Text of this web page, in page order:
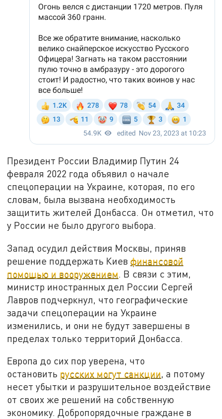
Президент России Владимир Путин 24
февраля 2022 года объявил о начале
спецоперации на Украине, которая, по его
словам, была вызвана необходимость
защитить жителей Донбасса. Он отметил, что
у России не было другого выбора.
Запад осудил действия Москвы, приняв
решение поддержать Киевфинансовой
помощью и вооружением . В связи с этим,
министр иностранных дел России Сергей
Лавров подчеркнул, что географические
задачи спецоперации на Украине
изменились, и они не будут завершены в
пределах только территорий Донбасса.
Европа до сих пор уверена, что
остановить русских могут санкции, а потому
несет убытки и разрушительное воздействие
от своих же решений на собственную
экономику. Добропорядочные граждане в